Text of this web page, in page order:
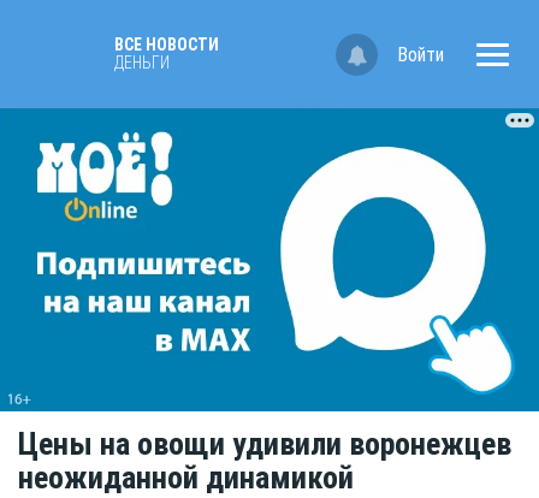
ВСЕ НОВОСТИ
ДЕНЬГИ
Войти
Цены на овощи удивили воронежцев
неожиданной динамикой